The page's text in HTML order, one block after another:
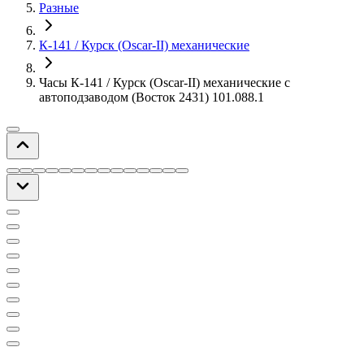
Разные
К-141 / Курск (Oscar-II) механические
Часы К-141 / Курск (Oscar-II) механические с
автоподзаводом (Восток 2431) 101.088.1